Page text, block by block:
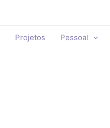
Projetos Pessoal